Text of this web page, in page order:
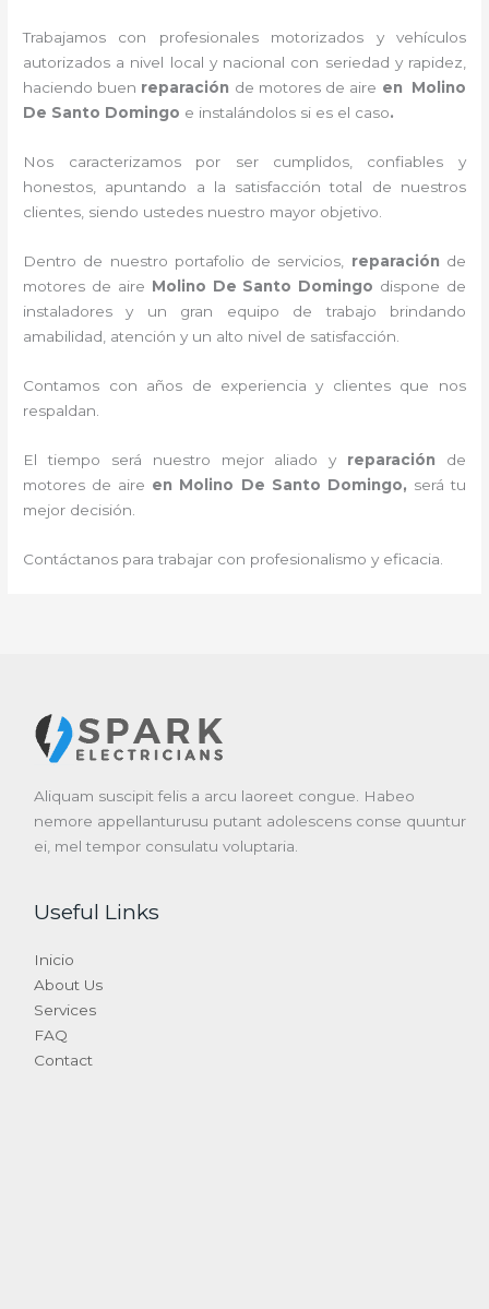
Trabajamos con profesionales motorizados y vehículos
autorizados a nivel local y nacional con seriedad y rapidez,
haciendo buen reparación de motores de aire en Molino
De Santo Domingo e instalándolos si es el caso.
Nos caracterizamos por ser cumplidos, confiables y
honestos, apuntando a la satisfacción total de nuestros
clientes, siendo ustedes nuestro mayor objetivo.
Dentro de nuestro portafolio de servicios, reparación de
motores de aire Molino De Santo Domingo dispone de
instaladores y un gran equipo de trabajo brindando
amabilidad, atención y un alto nivel de satisfacción.
Contamos con años de experiencia y clientes que nos
respaldan.
El tiempo será nuestro mejor aliado y reparación de
motores de aire en Molino De Santo Domingo, será tu
mejor decisión.
Contáctanos para trabajar con profesionalismo y eficacia.
Aliquam suscipit felis a arcu laoreet congue. Habeo
nemore appellanturusu putant adolescens conse quuntur
ei, mel tempor consulatu voluptaria.
Useful Links
Inicio
About Us
Services
FAQ
Contact